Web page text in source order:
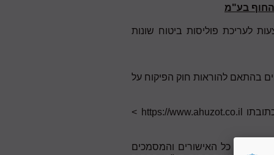
לעריכת פוליסות ביטוח שונות
בהתאם להוראות חוק הפיקוח על
https://www.ahuzot.co.il >
(בצרוף כל האישורים והמסמכים